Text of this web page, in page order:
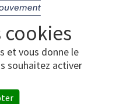
et vous donne le
souhaitez activer